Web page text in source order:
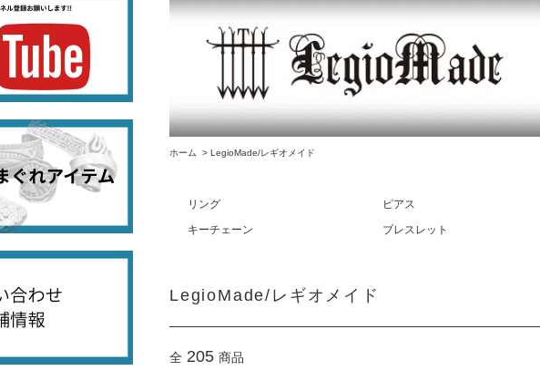
ホーム > LegioMade/レギオメイド
リング ピアス
キーチェーン
ブレスレット
LegioMade/レギオメイド
全 205 商品